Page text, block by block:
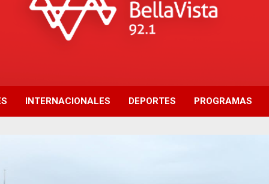
INTERNACIONALES DEPORTES PROGRAMAS